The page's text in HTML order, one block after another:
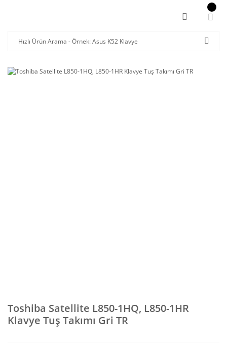
Toshiba Satellite L850-1HQ, L850-1HR
Klavye Tuş Takımı Gri TR